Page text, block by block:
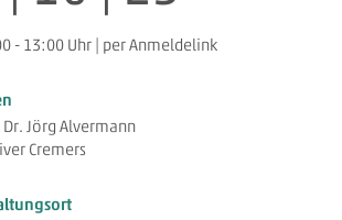
- 13:00 Uhr | per Anmeldelink
Dr. Jörg Alvermann
Cremers